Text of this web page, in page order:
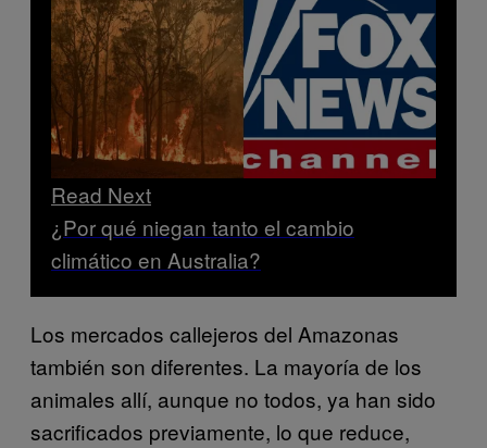
Read Next
¿Por qué niegan tanto el cambio
climático en Australia?
Los mercados callejeros del Amazonas
también son diferentes. La mayoría de los
animales allí, aunque no todos, ya han sido
sacrificados previamente, lo que reduce,